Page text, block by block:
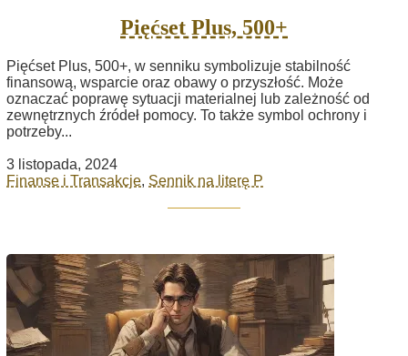
Pięćset Plus, 500+
Pięćset Plus, 500+, w senniku symbolizuje stabilność
finansową, wsparcie oraz obawy o przyszłość. Może
oznaczać poprawę sytuacji materialnej lub zależność od
zewnętrznych źródeł pomocy. To także symbol ochrony i
potrzeby...
3 listopada, 2024
Finanse i Transakcje, Sennik na literę P